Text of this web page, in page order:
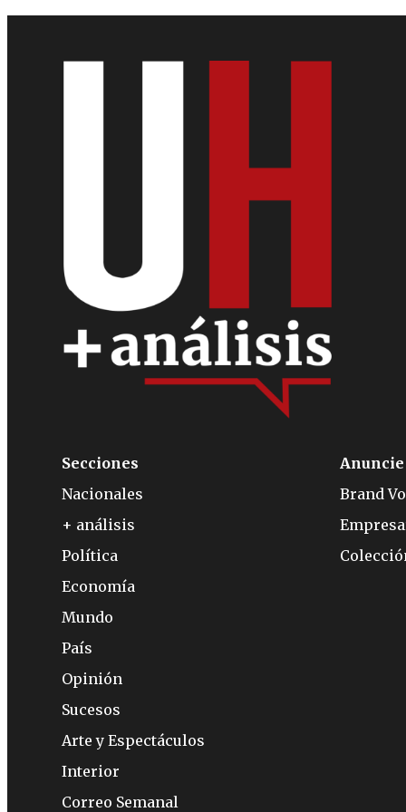
Secciones
Nacionales
+ análisis
Política
Economía
Mundo
País
Opinión
Sucesos
Arte y Espectáculos
Interior
Correo Semanal
Brand